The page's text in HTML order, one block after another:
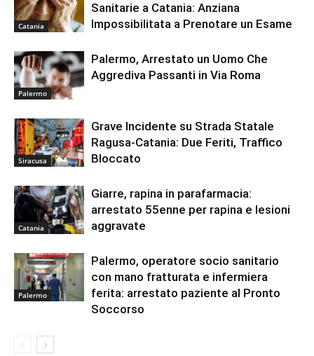
Catania
Sanitarie a Catania: Anziana
Impossibilitata a Prenotare un Esame
Palermo
Palermo, Arrestato un Uomo Che
Aggrediva Passanti in Via Roma
Siracusa
Grave Incidente su Strada Statale
Ragusa-Catania: Due Feriti, Traffico
Bloccato
Catania
Giarre, rapina in parafarmacia:
arrestato 55enne per rapina e lesioni
aggravate
Palermo
Palermo, operatore socio sanitario
con mano fratturata e infermiera
ferita: arrestato paziente al Pronto
Soccorso